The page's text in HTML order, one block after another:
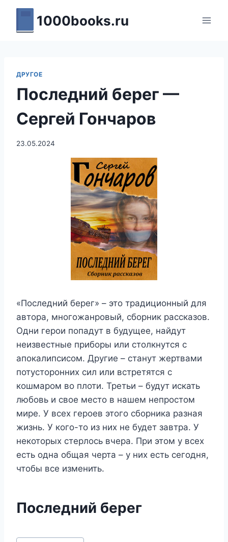
Перейти
содержимому
1000books.ru
ДРУГОЕ
Последний берег —
Сергей Гончаров
23.05.2024
«Последний берег» – это традиционный для
автора, многожанровый, сборник рассказов.
Одни герои попадут в будущее, найдут
неизвестные приборы или столкнутся с
апокалипсисом. Другие – станут жертвами
потусторонних сил или встретятся с
кошмаром во плоти. Третьи – будут искать
любовь и свое место в нашем непростом
мире. У всех героев этого сборника разная
жизнь. У кого-то из них не будет завтра. У
некоторых стерлось вчера. При этом у всех
есть одна общая черта – у них есть сегодня,
чтобы все изменить.
Последний берег